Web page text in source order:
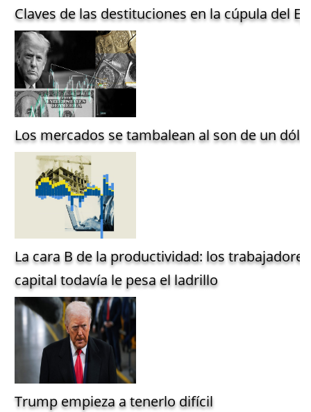
Claves de las destituciones en la cúpula del
Los mercados se tambalean al son de un
La cara B de la productividad: los
capital todavía le pesa el ladrillo
Trump empieza a tenerlo difícil